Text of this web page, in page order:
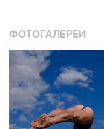
ФОТОГАЛЕРЕИ